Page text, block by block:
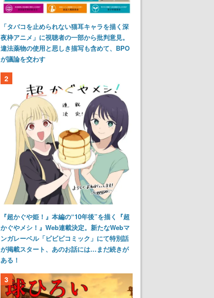
「タバコを止められない猫耳キャラを描く深
夜枠アニメ」に視聴者の一部から批判意見。
違法薬物の使用と思しき描写も含めて、BPO
が議論を交わす
2
『超かぐや姫！』本編の“10年後”を描く『超
かぐやメシ！』Web連載決定。新たなWebマ
ンガレーベル「ビビビコミック」にて特別話
が掲載スタート、あのお話には…まだ続きが
ある！
3